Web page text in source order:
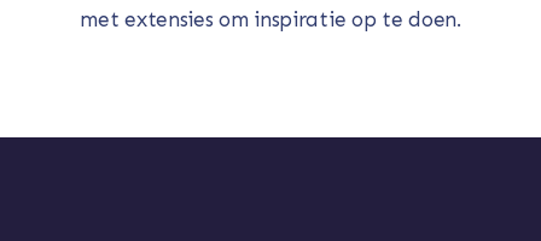
met extensies om inspiratie op te doen.